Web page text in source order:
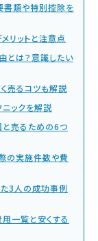
書類や特別控除を
リットと注意点
とは？意識したい
売るコツも解説
ックを解説
売るための6つ
の実施件数や費
3人の成功事例
一覧と安くする